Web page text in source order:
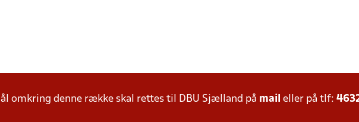
omkring denne række skal rettes til DBU Sjælland på mail eller på tlf: